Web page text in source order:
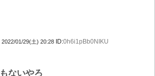
2022/01/29(土) 20:28 ID:0h6i1pBb0NIKU
ないやろ